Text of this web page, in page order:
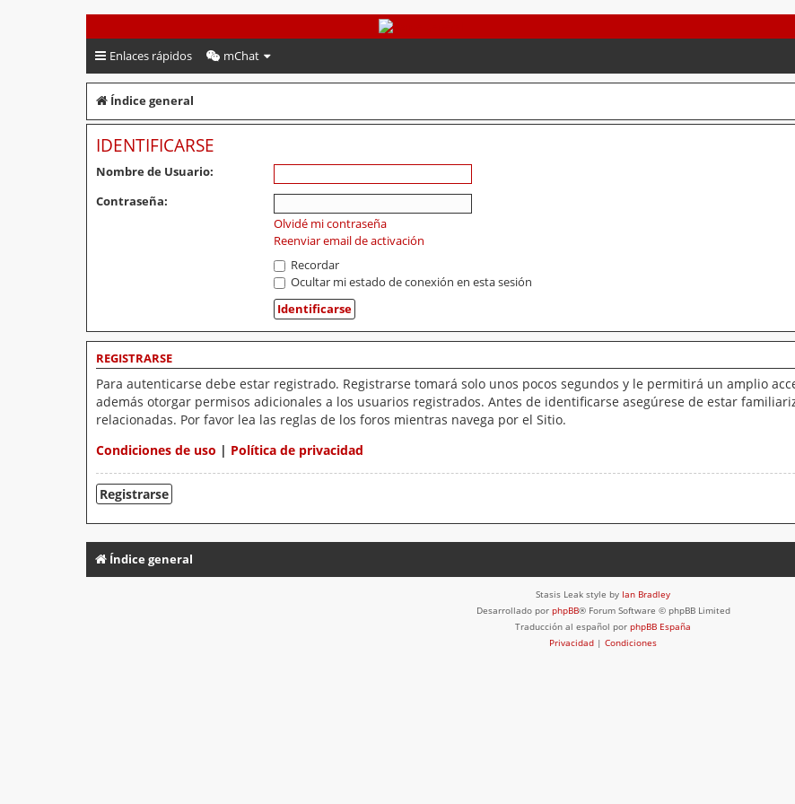
PeruVoley.com
Enlaces rápidos mChat
Índice general
IDENTIFICARSE
Nombre de Usuario:
Contraseña:
Olvidé mi contraseña
Reenviar email de activación
Recordar
Ocultar mi estado de conexión en esta sesión
REGISTRARSE
Para autenticarse debe estar registrado. Registrarse tomará solo unos pocos segundos y le permitirá un amplio
además otorgar permisos adicionales a los usuarios registrados. Antes de identificarse asegúrese de estar
relacionadas. Por favor lea las reglas de los foros mientras navega por el Sitio.
Condiciones de uso | Política de privacidad
Registrarse
Índice general
Stasis Leak style by Ian Bradley
Desarrollado por phpBB® Forum Software © phpBB Limited
Traducción al español por phpBB España
Privacidad | Condiciones